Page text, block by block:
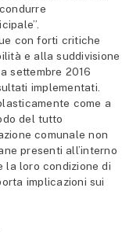
con forti critiche
e alla suddivisione
settembre 2016
implementati.
come a
del tutto
comunale non
presenti all’interno
la loro condizione di
implicazioni sui